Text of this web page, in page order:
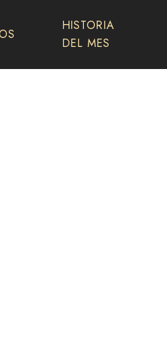
HISTORIA
DEL MES